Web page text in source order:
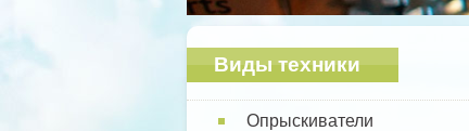
Виды техники
Опрыскиватели